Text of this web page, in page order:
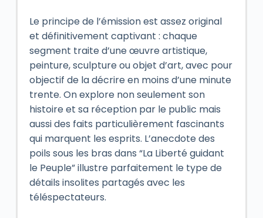
Le principe de l’émission est assez original
et définitivement captivant : chaque
segment traite d’une œuvre artistique,
peinture, sculpture ou objet d’art, avec pour
objectif de la décrire en moins d’une minute
trente. On explore non seulement son
histoire et sa réception par le public mais
aussi des faits particulièrement fascinants
qui marquent les esprits. L’anecdote des
poils sous les bras dans “La Liberté guidant
le Peuple” illustre parfaitement le type de
détails insolites partagés avec les
téléspectateurs.